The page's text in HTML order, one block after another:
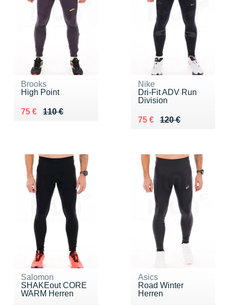
Brooks
High Point
110 €
Au lieu de 110 €
75 €
Vendu 75 €
Nike
Dri-Fit ADV Run
Division
120 €
Au lieu de 120 €
75 €
Vendu 75 €
Salomon
SHAKEout CORE
WARM Herren
Asics
Road Winter
Herren